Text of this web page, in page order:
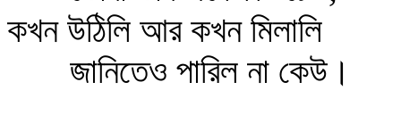
কখন উঠিলি আর কখন মিলালি
জানিতেও পারিল না কেউ।